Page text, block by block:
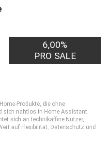
6,00%
PRO SALE
Produkte, die ohne
sich nahtlos in Home Assistant
sich an technikaffine Nutzer,
auf Flexibilität, Datenschutz und